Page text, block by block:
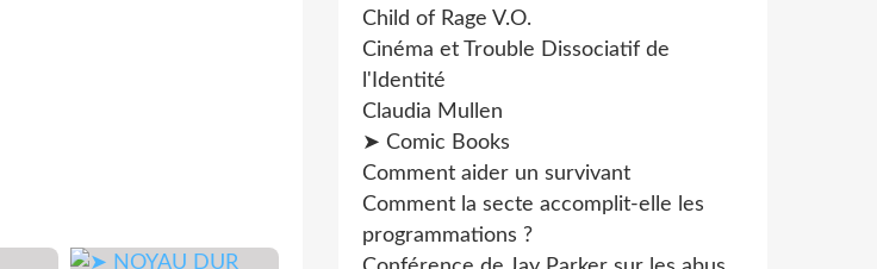
Child of Rage V.O.
Cinéma et Trouble Dissociatif de
l'Identité
Claudia Mullen
➤ Comic Books
Comment aider un survivant
Comment la secte accomplit-elle les
programmations ?